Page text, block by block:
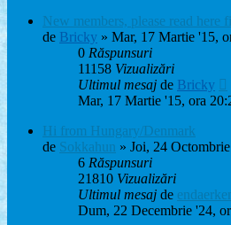
New members, please read here
de Bricky » Mar, 17 Martie '15,
0 Răspunsuri
11158 Vizualizări
Ultimul mesaj de Bricky
Mar, 17 Martie '15, ora
Hi from Hungary/Denmark
de Sokkahun » Joi, 24
6 Răspunsuri
21810 Vizualizări
Ultimul mesaj de
Dum, 22 Decembrie '24,